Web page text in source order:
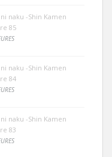
naku -Shin Kamen
85
naku -Shin Kamen
84
naku -Shin Kamen
83